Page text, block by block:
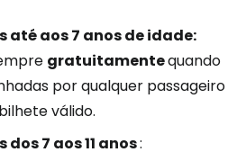
até aos 7 anos de idade:
gratuitamentequando
por qualquer passageiro
válido.
dos 7 aos 11 anos: